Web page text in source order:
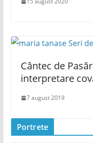
Cântec de
interpretare
7 august 2019
Portrete